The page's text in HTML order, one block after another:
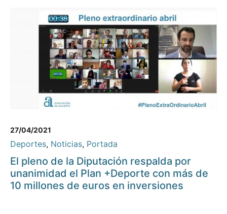
27/04/2021
Deportes, Noticias, Portada
El pleno de la Diputación respalda por
unanimidad el Plan +Deporte con más de
10 millones de euros en inversiones